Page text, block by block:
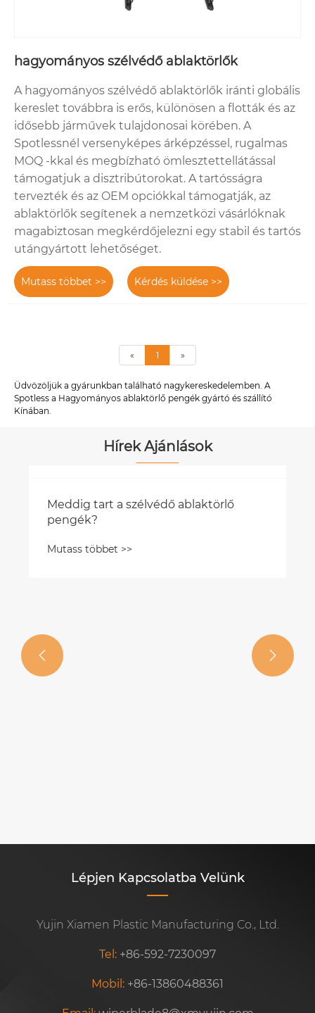
hagyományos szélvédő ablaktörlők
A hagyományos szélvédő ablaktörlők iránti globális
kereslet továbbra is erős, különösen a flották és az
idősebb járművek tulajdonosai körében. A
Spotlessnél versenyképes árképzéssel, rugalmas
MOQ -kkal és megbízható ömlesztettellátással
támogatjuk a disztribútorokat. A tartósságra
tervezték és az OEM opciókkal támogatják, az
ablaktörlők segítenek a nemzetközi vásárlóknak
magabiztosan megkérdőjelezni egy stabil és tartós
utángyártott lehetőséget.
Mutass többet >> Kérdés küldése >>
« 1 »
Üdvözöljük a gyárunkban található nagykereskedelemben. A
Spotless a Hagyományos ablaktörlő pengék gyártó és szállító
Kínában.
Hírek Ajánlások
 
Lépjen Kapcsolatba Velünk
Yujin Xiamen Plastic Manufacturing Co., Ltd.
Tel: +86-592-7230097
Mobil: +86-13860488361